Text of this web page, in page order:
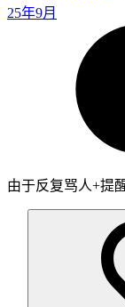
25年9月
由于反复骂人+提